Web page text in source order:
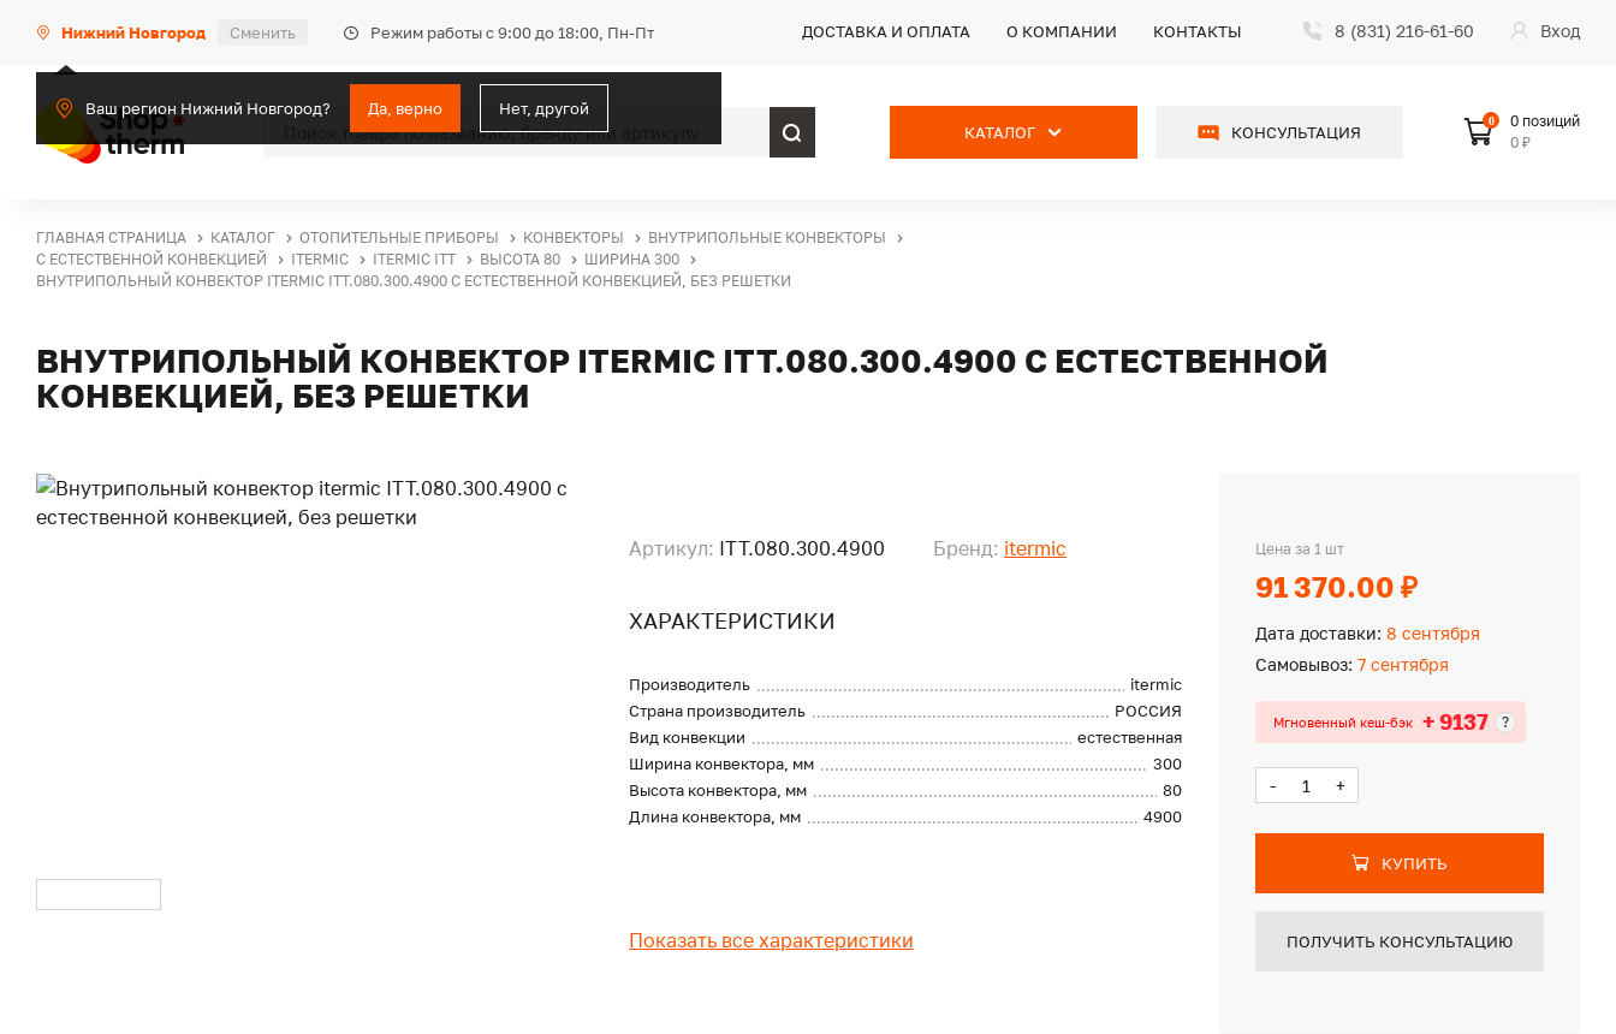
Нижний Новгород Сменить Режим работы с 9:00 до 18:00, Пн-Пт
Ваш регион Нижний Новгород? Да, верно Нет, другой
ДОСТАВКА И ОПЛАТА О КОМПАНИИ КОНТАКТЫ 8 (831) 216-61-60 Вход
КАТАЛОГ КОНСУЛЬТАЦИЯ
0
0 позиций
0 ₽
ГЛАВНАЯ СТРАНИЦА КАТАЛОГ ОТОПИТЕЛЬНЫЕ ПРИБОРЫ КОНВЕКТОРЫ
ВНУТРИПОЛЬНЫЕ КОНВЕКТОРЫ
С ЕСТЕСТВЕННОЙ КОНВЕКЦИЕЙ
ITERMIC ITERMIC ITT ВЫСОТА 80
ШИРИНА 300
ВНУТРИПОЛЬНЫЙ КОНВЕКТОР ITERMIC ITT.080.300.4900 С ЕСТЕСТВЕННОЙ КОНВЕКЦИЕЙ, БЕЗ РЕШЕТКИ
ВНУТРИПОЛЬНЫЙ КОНВЕКТОР ITERMIC ITT.080.300.4900 С ЕСТЕСТВЕННОЙ
КОНВЕКЦИЕЙ, БЕЗ РЕШЕТКИ
Артикул: ITT.080.300.4900 Бренд: itermic
ХАРАКТЕРИСТИКИ
Производитель
itermic
Страна производитель
РОССИЯ
Вид конвекции
естественная
Ширина конвектора, мм
300
Высота конвектора, мм
80
Длина конвектора, мм
4900
Показать все характеристики
Цена за 1 шт
91 370.00 ₽
Дата доставки: 8 сентября
Самовывоз: 7 сентября
Мгновенный кеш-бэк + 9137 ?
- +
КУПИТЬ
ПОЛУЧИТЬ КОНСУЛЬТАЦИЮ